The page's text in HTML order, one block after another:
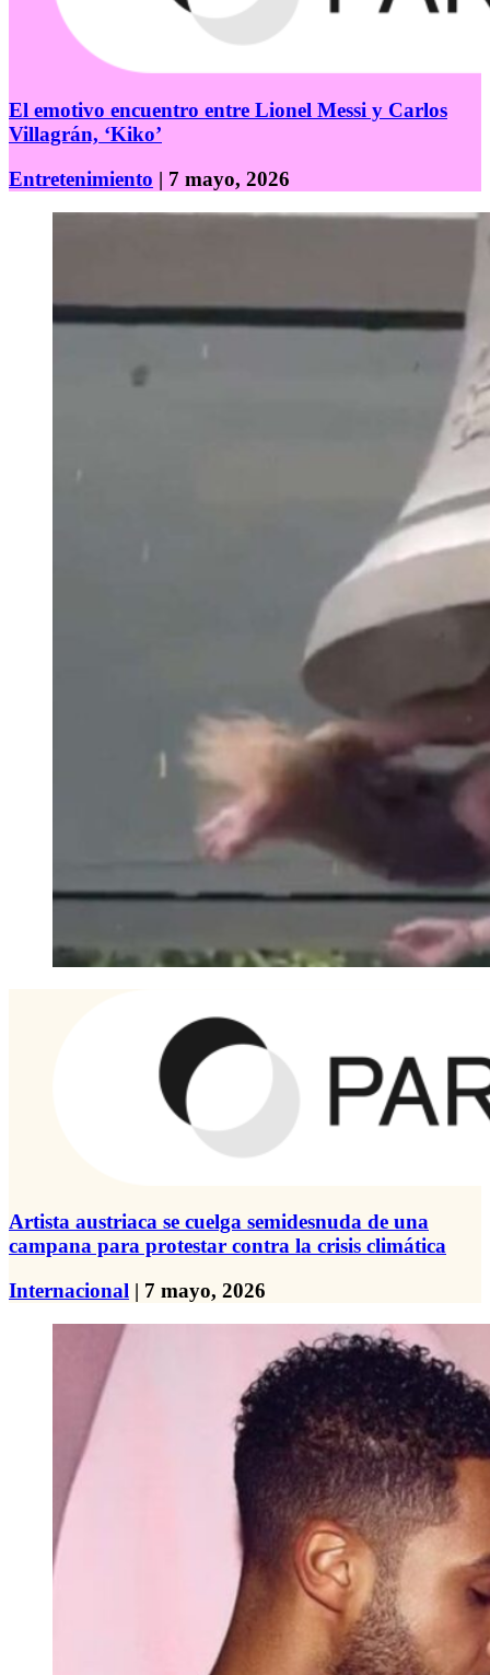
El emotivo encuentro entre Lionel Messi y Carlos
Villagrán, ‘Kiko’
Entretenimiento | 7 mayo, 2026
Artista austriaca se cuelga semidesnuda de una
campana para protestar contra la crisis climática
Internacional | 7 mayo, 2026